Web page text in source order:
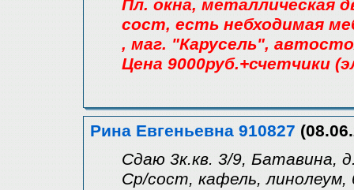
Пл. окна, металлическая
сост, есть небходимая
, маг. "Карусель",
Цена 9000руб.+счетчики
Рина Евгеньевна 910827
Сдаю 3к.кв. 3/9, Батавина,
Ср/сост, кафель, линолеум,